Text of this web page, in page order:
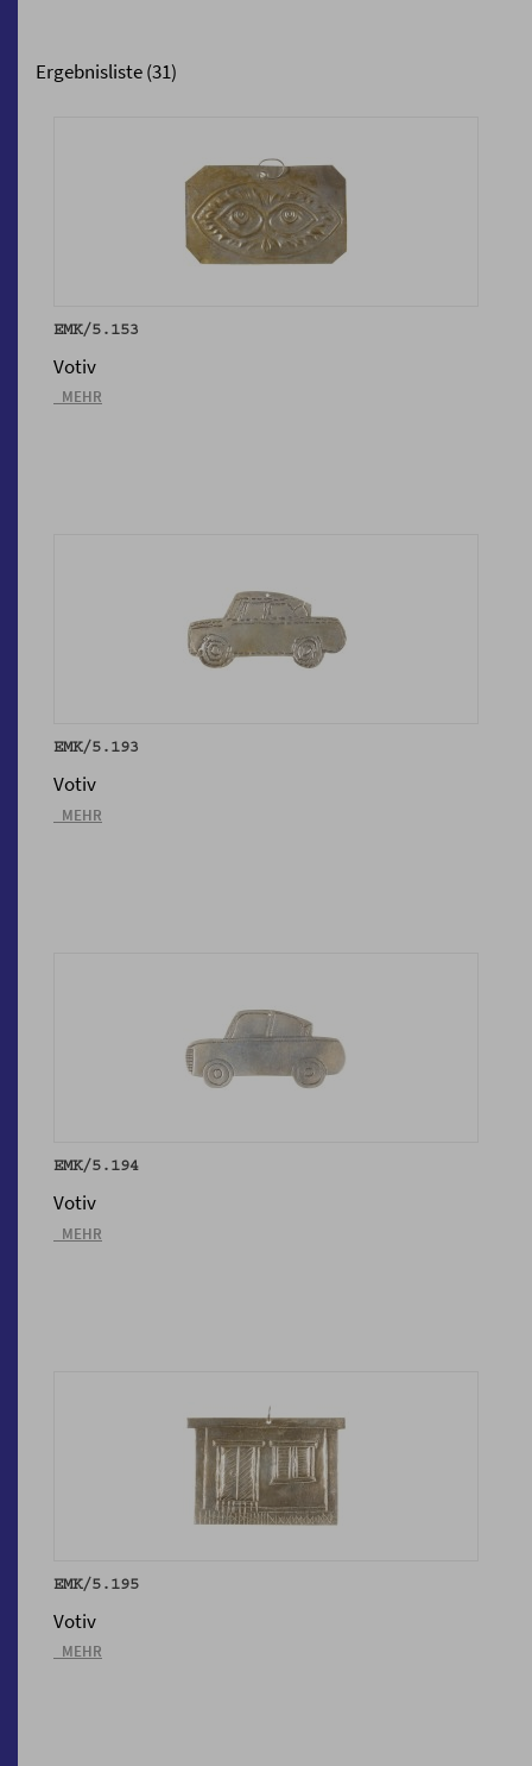
Ergebnisliste (31)
EMK/5.153
Votiv
_MEHR
EMK/5.193
Votiv
_MEHR
EMK/5.194
Votiv
_MEHR
EMK/5.195
Votiv
_MEHR